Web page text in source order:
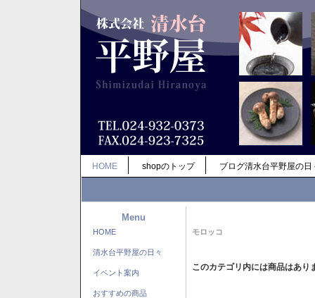
HOME shopのトップ ブログ清水台平野屋の日
Menu
HOME
清水台平野屋の日々
イベント案内
おすすめの商品
モロッコ
このカテゴリ内には商品はあり